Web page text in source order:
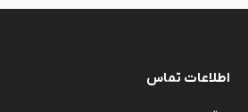
اطلاعات تماس